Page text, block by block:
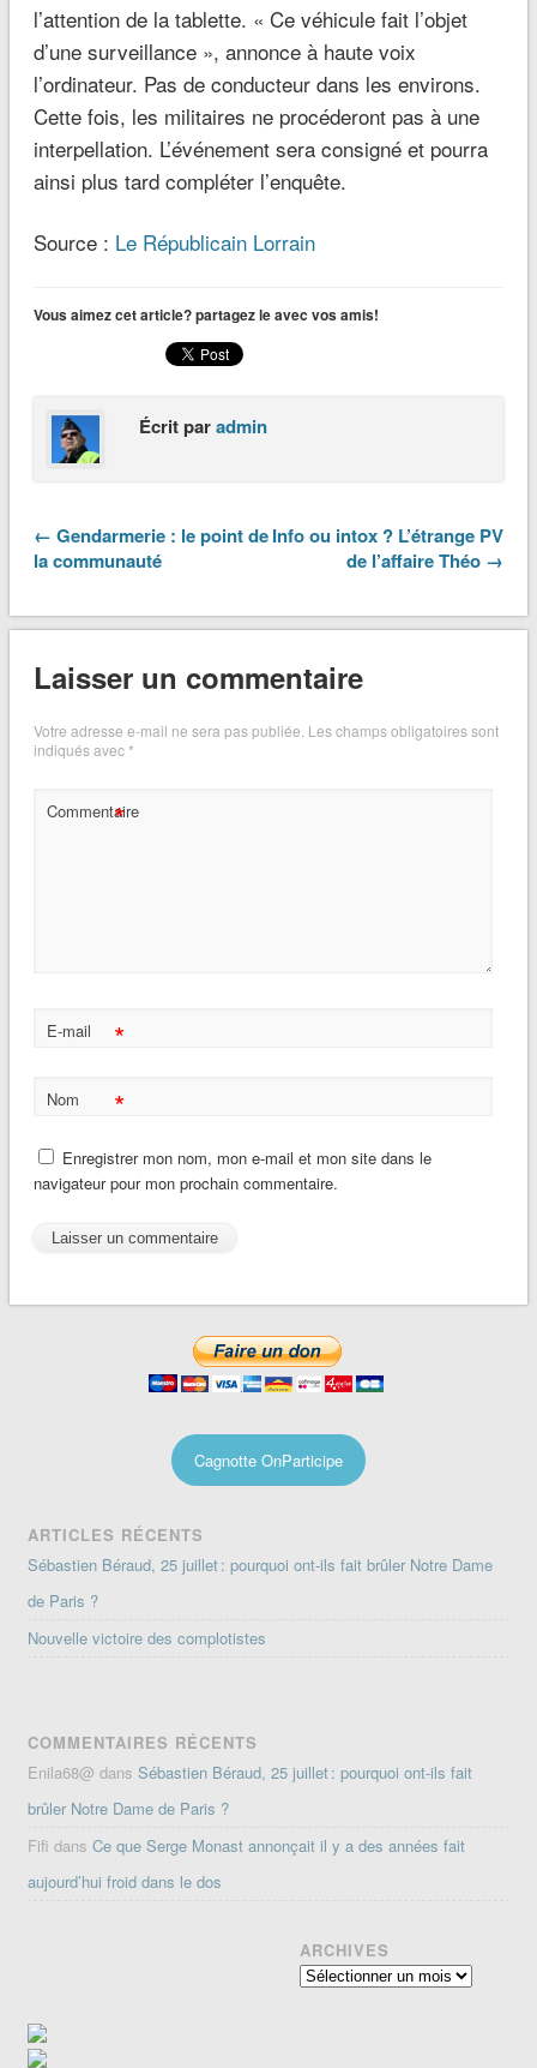
l’attention de la tablette. « Ce véhicule fait l’objet
d’une surveillance », annonce à haute voix
l’ordinateur. Pas de conducteur dans les environs.
Cette fois, les militaires ne procéderont pas à une
interpellation. L’événement sera consigné et pourra
ainsi plus tard compléter l’enquête.
Source : Le Républicain Lorrain
Vous aimez cet article? partagez le avec vos amis!
Écrit paradmin
← Gendarmerie : le point de
la communauté
Info ou intox ? L’étrange PV
de l’affaire Théo →
Laisser un commentaire
Votre adresse e-mail ne sera pas publiée. Les champs obligatoires sont
indiqués avec*
Commentaire
*
E-mail *
Nom *
Enregistrer mon nom, mon e-mail et mon site dans le
navigateur pour mon prochain commentaire.
Cagnotte OnParticipe
ARTICLES RÉCENTS
Sébastien Béraud, 25 juillet : pourquoi ont-ils fait brûler Notre Dame
de Paris ?
Nouvelle victoire des complotistes
COMMENTAIRES RÉCENTS
Enila68@ dansSébastien Béraud, 25 juillet : pourquoi ont-ils fait
brûler Notre Dame de Paris ?
Fifi dansCe que Serge Monast annonçait il y a des années fait
aujourd’hui froid dans le dos
ARCHIVES
Archives